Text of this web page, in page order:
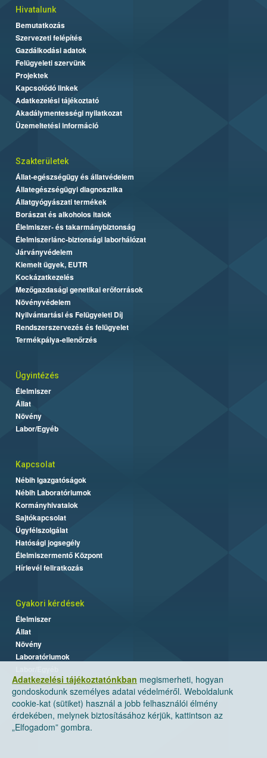
Adatkezelési tájékoztatónkban megismerheti, hogyan
gondoskodunk személyes adatai védelméről. Weboldalunk
cookie-kat (sütiket) használ a jobb felhasználói élmény
érdekében, melynek biztosításához kérjük, kattintson az
„Elfogadom” gombra.
Hivatalunk
Bemutatkozás
Szervezeti felépítés
Gazdálkodási adatok
Felügyeleti szervünk
Projektek
Kapcsolódó linkek
Adatkezelési tájékoztató
Akadálymentességi nyilatkozat
Üzemeltetési információ
Szakterületek
Állat-egészségügy és állatvédelem
Állategészségügyi diagnosztika
Állatgyógyászati termékek
Borászat és alkoholos italok
Élelmiszer- és takarmánybiztonság
Élelmiszerlánc-biztonsági laborhálózat
Járványvédelem
Kiemelt ügyek, EUTR
Kockázatkezelés
Mezőgazdasági genetikai erőforrások
Növényvédelem
Nyilvántartási és Felügyeleti Díj
Rendszerszervezés és felügyelet
Termékpálya-ellenőrzés
Ügyintézés
Élelmiszer
Állat
Növény
Labor/Egyéb
Kapcsolat
Nébih Igazgatóságok
Nébih Laboratóriumok
Kormányhivatalok
Sajtókapcsolat
Ügyfélszolgálat
Hatósági jogsegély
Élelmiszermentő Központ
Hírlevél feliratkozás
Gyakori kérdések
Élelmiszer
Állat
Növény
Laboratóriumok